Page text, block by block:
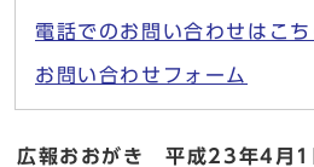
電話でのお問い合わせはこち
お問い合わせフォーム
広報おおがき 平成23年4月1